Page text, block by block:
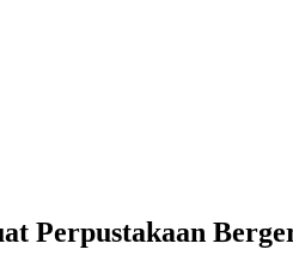
Perpustakaan